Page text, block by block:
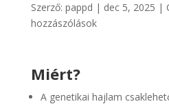
Szerző: pappd | dec 5, 2025 |
hozzászólások
Miért?
A genetikai hajlam